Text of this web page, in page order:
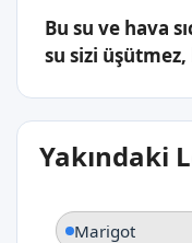
Bu su ve hava
su sizi
Yakındaki
Marigot